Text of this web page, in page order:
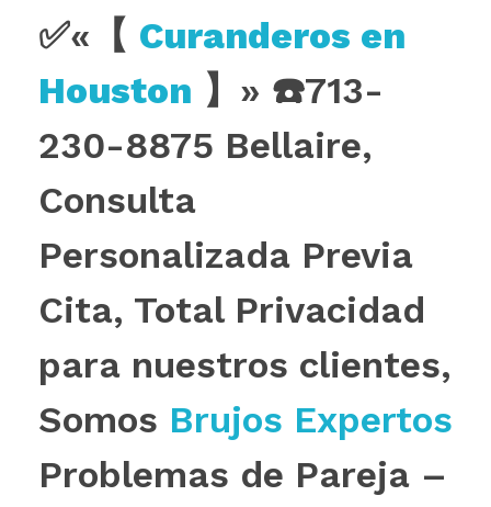
✅«【 Curanderos en
Houston 】» ☎️713-
230-8875 Bellaire,
Consulta
Personalizada Previa
Cita, Total Privacidad
para nuestros clientes,
Somos Brujos Expertos
Problemas de Pareja –